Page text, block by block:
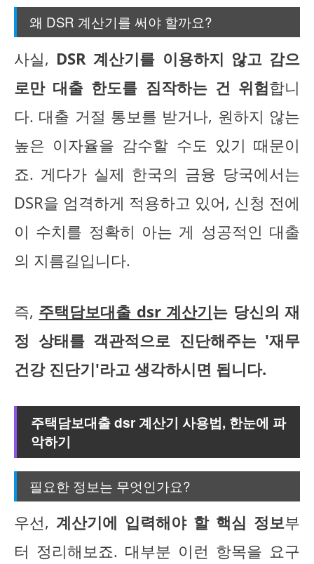
왜 DSR 계산기를 써야 할까요?
사실, DSR 계산기를 이용하지 않고 감으
로만 대출 한도를 짐작하는 건 위험합니
다. 대출 거절 통보를 받거나, 원하지 않는
높은 이자율을 감수할 수도 있기 때문이
죠. 게다가 실제 한국의 금융 당국에서는
DSR을 엄격하게 적용하고 있어, 신청 전에
이 수치를 정확히 아는 게 성공적인 대출
의 지름길입니다.
즉, 주택담보대출 dsr 계산기는 당신의 재
정 상태를 객관적으로 진단해주는 '재무
건강 진단기'라고 생각하시면 됩니다.
주택담보대출 dsr 계산기 사용법, 한눈에 파
악하기
필요한 정보는 무엇인가요?
우선, 계산기에 입력해야 할 핵심 정보부
터 정리해보죠. 대부분 이런 항목을 요구